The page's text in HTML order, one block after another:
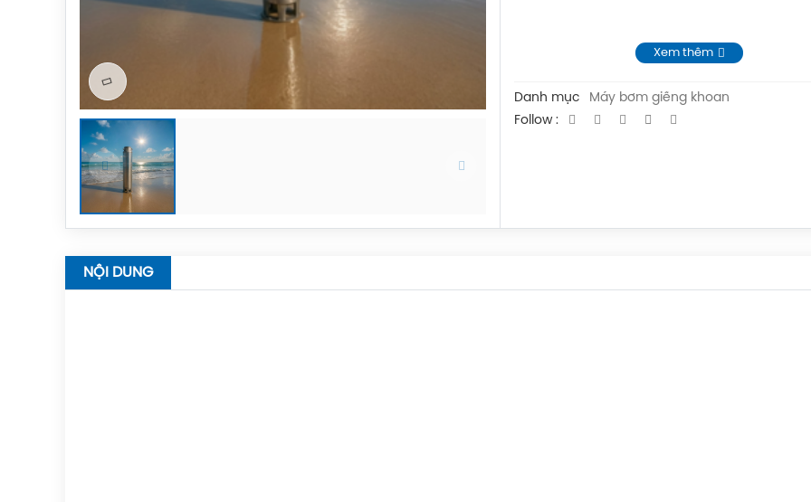
Xem thêm
Danh mục
Máy bơm giếng khoan
Follow :
NỘI DUNG